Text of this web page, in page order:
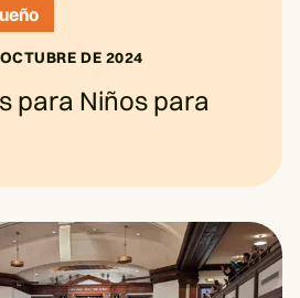
DE 2024
para Niños para